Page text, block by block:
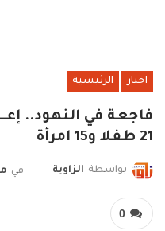
اخبار الرئيسية
21 طفلا و15 امرأة
بواسطة الزاوية في
0